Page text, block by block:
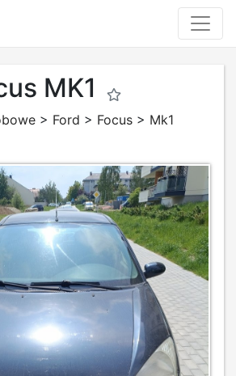
MK1
> Ford > Focus > Mk1